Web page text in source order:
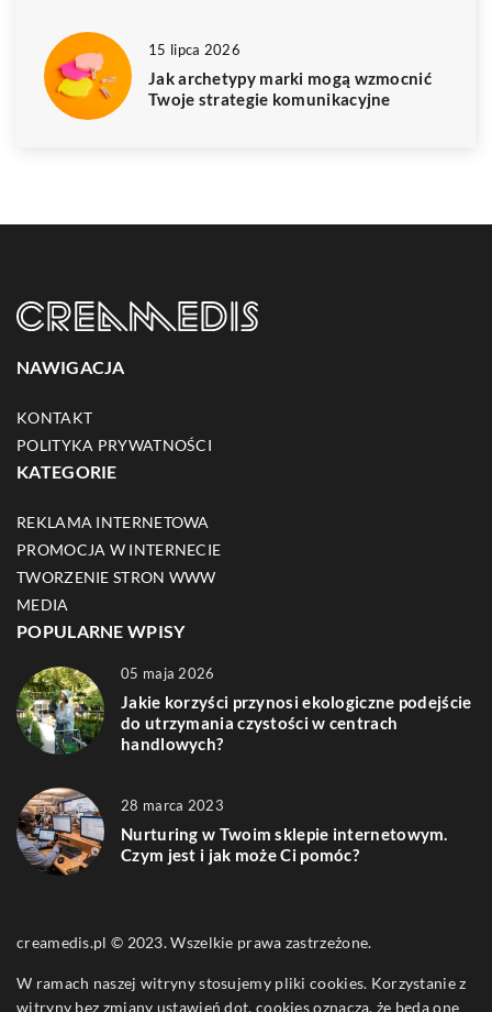
15 lipca 2026
Jak archetypy marki mogą wzmocnić
Twoje strategie komunikacyjne
NAWIGACJA
KONTAKT
POLITYKA PRYWATNOŚCI
KATEGORIE
REKLAMA INTERNETOWA
PROMOCJA W INTERNECIE
TWORZENIE STRON WWW
MEDIA
POPULARNE WPISY
05 maja 2026
Jakie korzyści przynosi ekologiczne podejście
do utrzymania czystości w centrach
handlowych?
28 marca 2023
Nurturing w Twoim sklepie internetowym.
Czym jest i jak może Ci pomóc?
creamedis.pl © 2023. Wszelkie prawa zastrzeżone.
W ramach naszej witryny stosujemy pliki cookies. Korzystanie z
witryny bez zmiany ustawień dot. cookies oznacza, że będą one